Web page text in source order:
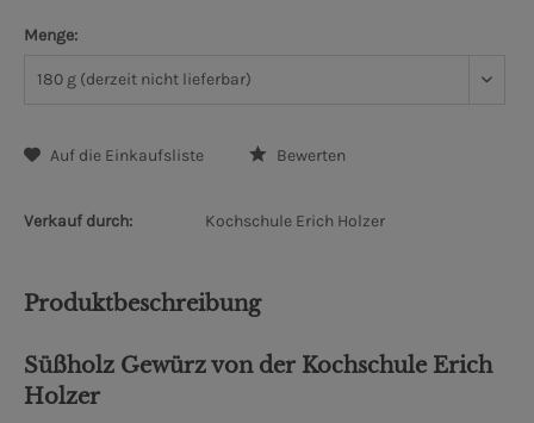
Menge:
Auf die Einkaufsliste Bewerten
Verkauf durch: Kochschule Erich Holzer
Produktbeschreibung
Sü­ßholz Gewürz von der Kochschule Erich
Holzer